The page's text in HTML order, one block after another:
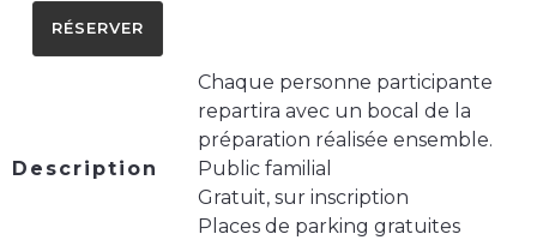
RÉSERVER
Description
Chaque personne participante
repartira avec un bocal de la
préparation réalisée ensemble.
Public familial
Gratuit, sur inscription
Places de parking gratuites